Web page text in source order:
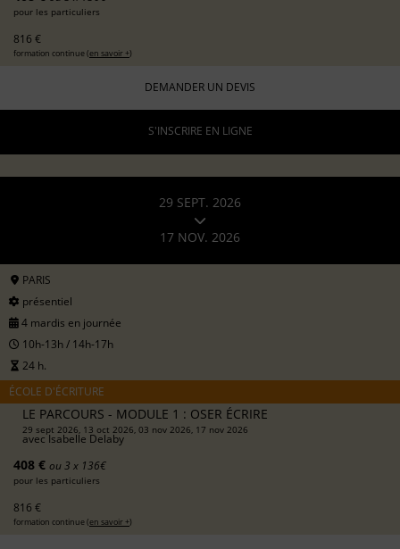
pour les particuliers
816 €
formation continue (en savoir +)
DEMANDER UN DEVIS
S'INSCRIRE EN LIGNE
29 SEPT. 2026
17 NOV. 2026
PARIS
présentiel
4 mardis en journée
10h-13h / 14h-17h
24 h.
ÉCOLE D'ÉCRITURE
LE PARCOURS - MODULE 1 : OSER ÉCRIRE
29 sept 2026, 13 oct 2026, 03 nov 2026, 17 nov 2026
avecIsabelle Delaby
408 € ou 3 x 136€
pour les particuliers
816 €
formation continue (en savoir +)